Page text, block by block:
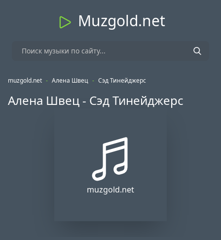
Muzgold.net
muzgold.net - Алена Швец - Сэд Тинейджерс
Алена Швец - Сэд Тинейджерс
muzgold.net